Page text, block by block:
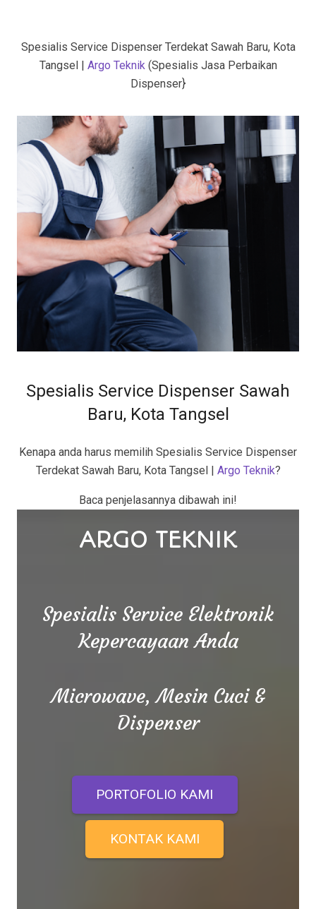
Spesialis Service Dispenser Terdekat Sawah Baru, Kota
Tangsel
Argo Teknik(Spesialis Jasa Perbaikan
Dispenser}
Spesialis Service Dispenser Sawah
Baru, Kota Tangsel
Kenapa anda harus memilih Spesialis Service Dispenser
Terdekat Sawah Baru, Kota Tangsel | Argo Teknik?
Baca penjelasannya dibawah ini!
ARGO TEKNIK
Spesialis Service Elektronik
Kepercayaan Anda
Microwave, Mesin Cuci &
Dispenser
PORTOFOLIO KAMI
KONTAK KAMI